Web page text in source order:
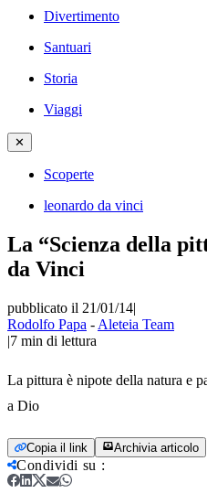
Divertimento
Santuari
Storia
Viaggi
✕
Scoperte
leonardo da vinci
La “Scienza della
da Vinci
pubblicato il 21/01/14|
Rodolfo Papa - Aleteia Team
|7 min di lettura
La pittura è nipote della natura e
a Dio
Copia il link Archivia articolo
Condividi su :